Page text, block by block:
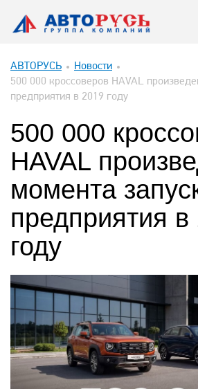
АВТОРУСЬ
Новости
500 000 кроссоверов HAVAL
предприятия в 2019 году
500 000
HAVAL
момента
предприятия в
году